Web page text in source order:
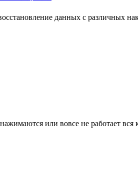
данных с различных
или вовсе не работает вся